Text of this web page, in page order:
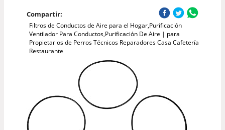
Compartir:
Filtros de Conductos de Aire para el Hogar,Purificación
Ventilador Para Conductos,Purificación De Aire | para
Propietarios de Perros Técnicos Reparadores Casa Cafetería
Restaurante